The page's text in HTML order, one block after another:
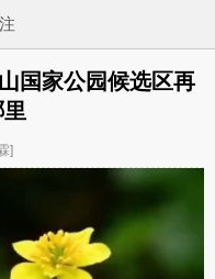
国家公园候选区再
]